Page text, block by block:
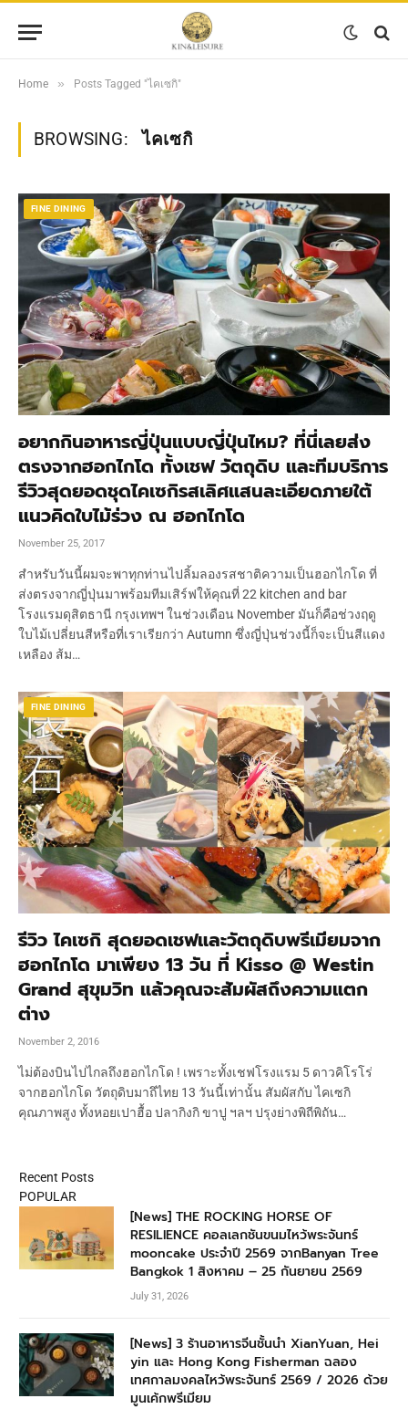
Home » Posts Tagged "ไคเซกิ"
BROWSING: ไคเซกิ
FINE DINING
อยากกินอาหารญี่ปุ่นแบบญี่ปุ่นไหม? ที่นี่เลยส่ง
ตรงจากฮอกไกโด ทั้งเชฟ วัตถุดิบ และทีมบริการ
รีวิวสุดยอดชุดไคเซกิรสเลิศแสนละเอียดภายใต้
แนวคิดใบไม้ร่วง ณ ฮอกไกโด
November 25, 2017
สำหรับวันนี้ผมจะพาทุกท่านไปลิ้มลองรสชาติความเป็นฮอกไกโด ที่
ส่งตรงจากญี่ปุ่นมาพร้อมทีมเสิร์ฟให้คุณที่ 22 kitchen and bar
โรงแรมดุสิตธานี กรุงเทพฯ ในช่วงเดือน November มันก็คือช่วงฤดู
ใบไม้เปลี่ยนสีหรือที่เราเรียกว่า Autumn ซึ่งญี่ปุ่นช่วงนี้ก็จะเป็นสีแดง
เหลือง ส้ม…
FINE DINING
รีวิว ไคเซกิ สุดยอดเชฟและวัตถุดิบพรีเมียมจาก
ฮอกไกโด มาเพียง 13 วัน ที่ Kisso @ Westin
Grand สุขุมวิท แล้วคุณจะสัมผัสถึงความแตก
ต่าง
November 2, 2016
ไม่ต้องบินไปไกลถึงฮอกไกโด ! เพราะทั้งเชฟโรงแรม 5 ดาวคิโรโร่
จากฮอกไกโด วัตถุดิบมาถึไทย 13 วันนี้เท่านั้น สัมผัสกับ ไคเซกิ
คุณภาพสูง ทั้งหอยเปาฮื้อ ปลากิงกิ ขาปู ฯลฯ ปรุงย่างพิถีพิถัน…
Recent Posts
POPULAR
[News] THE ROCKING HORSE OF
RESILIENCE คอลเลกชันขนมไหว้พระจันทร์
mooncake ประจำปี 2569 จากBanyan Tree
Bangkok 1 สิงหาคม – 25 กันยายน 2569
July 31, 2026
[News] 3 ร้านอาหารจีนชั้นนำ XianYuan, Hei
yin และ Hong Kong Fisherman ฉลอง
เทศกาลมงคลไหว้พระจันทร์ 2569 / 2026 ด้วย
มูนเค้กพรีเมียม